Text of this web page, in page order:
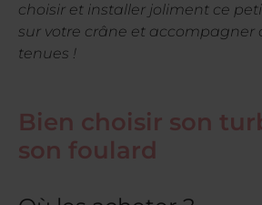
choisir et installer joliment ce
sur votre crâne et accompagner
tenues !
Bien choisir son
son foulard